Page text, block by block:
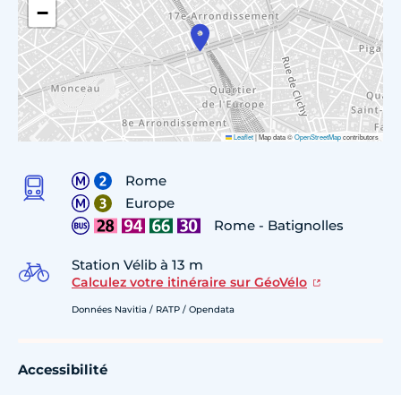
−
Leaflet|Map data ©OpenStreetMapcontributors
Rome
Europe
Rome - Batignolles
Station Vélib à 13 m
Calculez votre itinéraire sur GéoVélo
Données Navitia / RATP / Opendata
Accessibilité